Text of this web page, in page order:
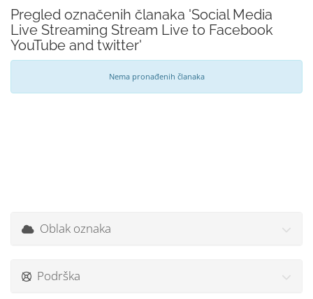
Pregled označenih članaka 'Social Media
Live Streaming Stream Live to Facebook
YouTube and twitter'
Nema pronađenih članaka
Oblak oznaka
Podrška